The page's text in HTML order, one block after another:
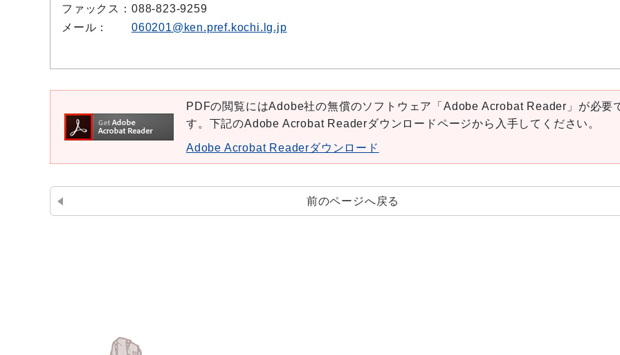
ファックス： 088-823-9259
メール：
060201@ken.pref.kochi.lg.jp
PDFの閲覧にはAdobe社の無償のソフトウェア「Adobe Acrobat Reader」が必要
す。下記のAdobe Acrobat Readerダウンロードページから入手してください。
Adobe Acrobat Readerダウンロード
前のページへ戻る